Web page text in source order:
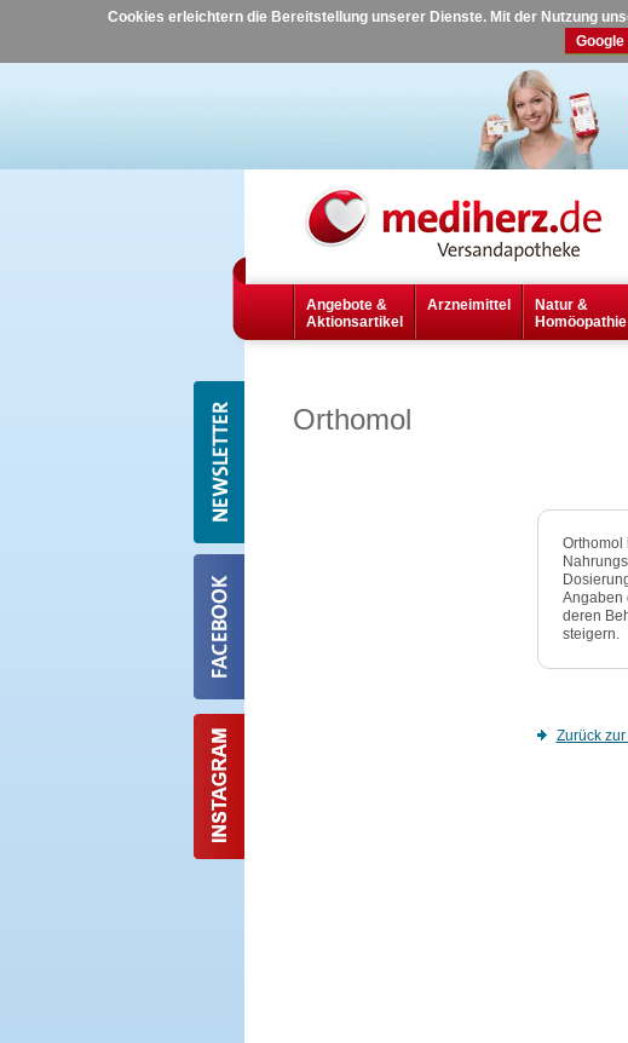
Cookies erleichtern die Bereitstellung unserer Dienste. Mit der Nutzung
Angebote &
Aktionsartikel
Arzneimittel
Natur &
Homöopathie
Orthomol
Orthomol
Angaben
deren
steigern.
Zurück